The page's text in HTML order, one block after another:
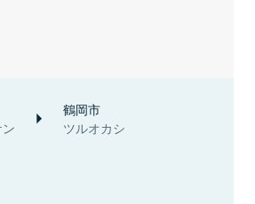
鶴岡市
ツルオカシ